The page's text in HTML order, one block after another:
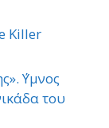
Killer
΄Υμνος
του